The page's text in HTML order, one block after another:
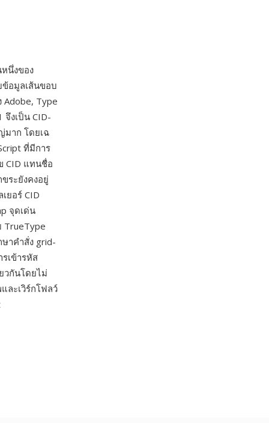
นึ่งของ
อมูลเส้นขอบ
Type
งเป็น CID-
าก โดยเฉ
ที่มีการ
CID แทนชื่อ
ระยังคงอยู่
ยอร์ CID
จุดเด่น
TrueType
าคำสั่ง grid-
เข้ารหัส
วกันโดยไม่
ละเวิร์กโฟลว์